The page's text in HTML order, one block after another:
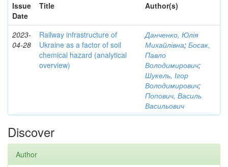
Issue
Date
Title Author(s)
2023-
04-28
Railway infrastructure of
Ukraine as a factor of soil
chemical hazard (analytical
overview)
Данченко, Юлія
Михайлівна; Босак,
Павло
Володимирович;
Шукель, Ігор
Володимирович;
Попович, Василь
Васильович
Discover
Author